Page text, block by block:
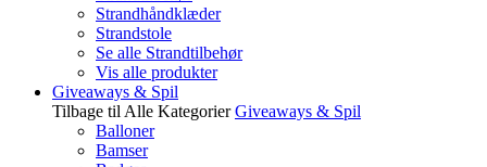
Strandhåndklæder
Strandstole
Se alle Strandtilbehør
Vis alle produkter
Giveaways & Spil
Tilbage til Alle Kategorier Giveaways & Spil
Balloner
Bamser